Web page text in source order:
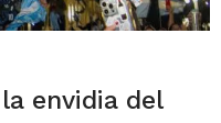
envidia del